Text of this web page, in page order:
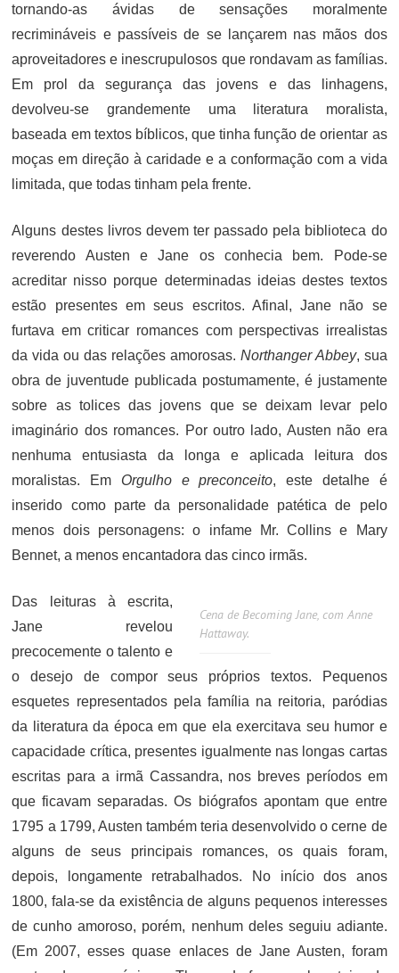
tornando-as ávidas de sensações moralmente
recrimináveis e passíveis de se lançarem nas mãos dos
aproveitadores e inescrupulosos que rondavam as famílias.
Em prol da segurança das jovens e das linhagens,
devolveu-se grandemente uma literatura moralista,
baseada em textos bíblicos, que tinha função de orientar as
moças em direção à caridade e a conformação com a vida
limitada, que todas tinham pela frente.
Alguns destes livros devem ter passado pela biblioteca do
reverendo Austen e Jane os conhecia bem. Pode-se
acreditar nisso porque determinadas ideias destes textos
estão presentes em seus escritos. Afinal, Jane não se
furtava em criticar romances com perspectivas irrealistas
da vida ou das relações amorosas. Northanger Abbey, sua
obra de juventude publicada postumamente, é justamente
sobre as tolices das jovens que se deixam levar pelo
imaginário dos romances. Por outro lado, Austen não era
nenhuma entusiasta da longa e aplicada leitura dos
moralistas. Em Orgulho e preconceito, este detalhe é
inserido como parte da personalidade patética de pelo
menos dois personagens: o infame Mr. Collins e Mary
Bennet, a menos encantadora das cinco irmãs.
Cena de Becoming Jane, com Anne
Hattaway.
Das leituras à escrita,
Jane revelou
precocemente o talento e
o desejo de compor seus próprios textos. Pequenos
esquetes representados pela família na reitoria, paródias
da literatura da época em que ela exercitava seu humor e
capacidade crítica, presentes igualmente nas longas cartas
escritas para a irmã Cassandra, nos breves períodos em
que ficavam separadas. Os biógrafos apontam que entre
1795 a 1799, Austen também teria desenvolvido o cerne de
alguns de seus principais romances, os quais foram,
depois, longamente retrabalhados. No início dos anos
1800, fala-se da existência de alguns pequenos interesses
de cunho amoroso, porém, nenhum deles seguiu adiante.
(Em 2007, esses quase enlaces de Jane Austen, foram